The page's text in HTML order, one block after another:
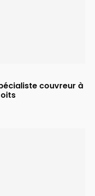
couvreur à